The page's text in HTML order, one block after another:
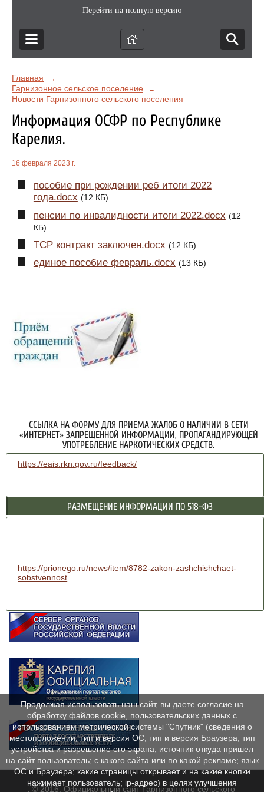
Перейти на полную версию
Главная →
Гарнизонное сельское поселение →
Новости Гарнизонного сельского поселения
Информация ОСФР по Республике
Карелия.
16 февраля 2023 г.
пособие при рождении реб итоги 2022
года.docx (12 КБ)
пенсии по инвалидности итоги 2022.docx (12
КБ)
ТСР контракт заключен.docx (12 КБ)
единое пособие февраль.docx (13 КБ)
ССЫЛКА НА ФОРМУ ДЛЯ ПРИЕМА ЖАЛОБ О НАЛИЧИИ В СЕТИ
«ИНТЕРНЕТ» ЗАПРЕЩЕННОЙ ИНФОРМАЦИИ, ПРОПАГАНДИРУЮЩЕЙ
УПОТРЕБЛЕНИЕ НАРКОТИЧЕСКИХ СРЕДСТВ.
https://eais.rkn.gov.ru/feedback/
РАЗМЕЩЕНИЕ ИНФОРМАЦИИ ПО 518-ФЗ
https://prionego.ru/news/item/8782-zakon-zashchishchaet-
sobstvennost
© 2016. Официальный сайт Гарнизонного сельского
Продолжая использовать наш сайт, вы даете согласие на
обработку файлов cookie, пользовательских данных с
использованием метрической системы "Спутник" (сведения о
местоположении; тип и версия ОС; тип и версия Браузера; тип
устройства и разрешение его экрана; источник откуда пришел
на сайт пользователь; с какого сайта или по какой рекламе; язык
ОС и Браузера; какие страницы открывает и на какие кнопки
нажимает пользователь; ip-адрес) в целях улучшения